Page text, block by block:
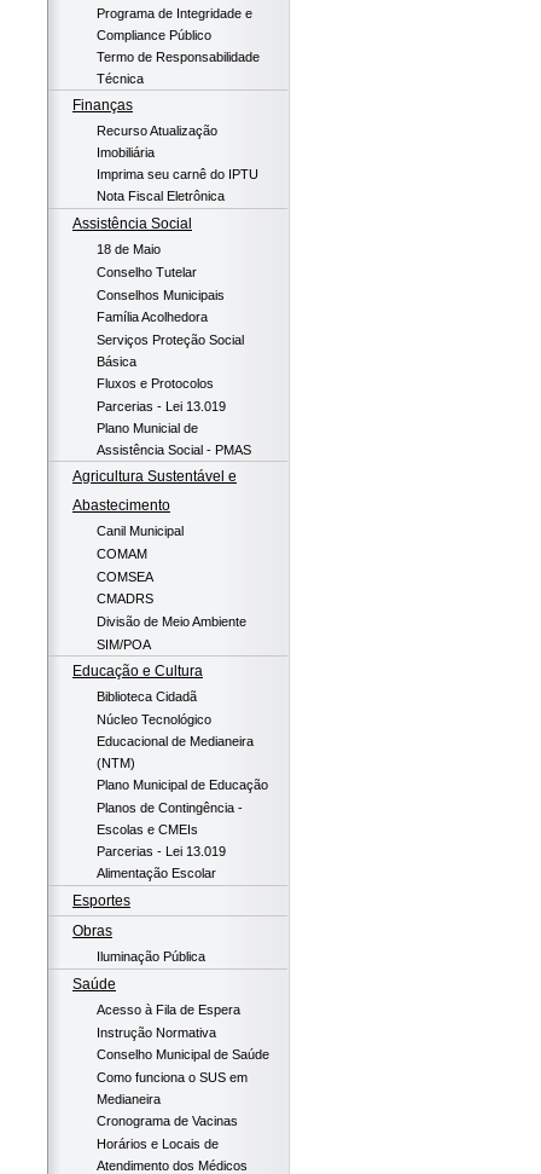
Programa de Integridade e
Compliance Público
Termo de Responsabilidade
Técnica
Finanças
Recurso Atualização
Imobiliária
Imprima seu carnê do IPTU
Nota Fiscal Eletrônica
Assistência Social
18 de Maio
Conselho Tutelar
Conselhos Municipais
Família Acolhedora
Serviços Proteção Social
Básica
Fluxos e Protocolos
Parcerias - Lei 13.019
Plano Municial de
Assistência Social - PMAS
Agricultura Sustentável e
Abastecimento
Canil Municipal
COMAM
COMSEA
CMADRS
Divisão de Meio Ambiente
SIM/POA
Educação e Cultura
Biblioteca Cidadã
Núcleo Tecnológico
Educacional de Medianeira
(NTM)
Plano Municipal de Educação
Planos de Contingência -
Escolas e CMEIs
Parcerias - Lei 13.019
Alimentação Escolar
Esportes
Obras
Iluminação Pública
Saúde
Acesso à Fila de Espera
Instrução Normativa
Conselho Municipal de Saúde
Como funciona o SUS em
Medianeira
Cronograma de Vacinas
Horários e Locais de
Atendimento dos Médicos